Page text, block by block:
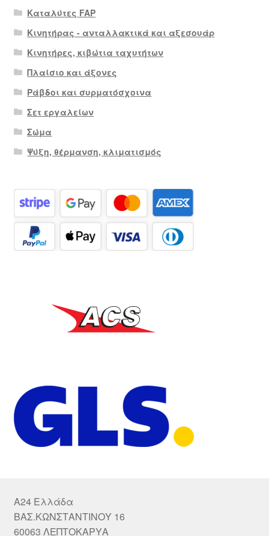
Καταλύτες FAP
Κινητήρας - ανταλλακτικά και αξεσουάρ
Κινητήρες, κιβώτια ταχυτήτων
Πλαίσιο και άξονες
Ράβδοι και συρματόσχοινα
Σετ εργαλείων
Σώμα
Ψύξη, θέρμανση, κλιματισμός
A24 Ελλάδα
ΒΑΣ.ΚΩΝΣΤΑΝΤΙΝΟΥ 16
60063 ΛΕΠΤΟΚΑΡΥΑ